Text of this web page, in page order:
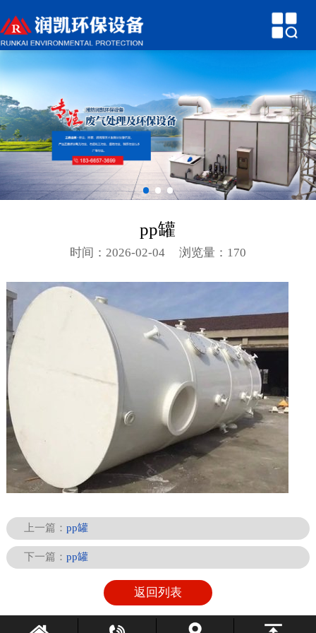
关于润凯
产品中心
新闻中心
技术参数
行业知识
pp罐
时间：2026-02-04 浏览量：170
上一篇：pp罐
下一篇：pp罐
返回列表